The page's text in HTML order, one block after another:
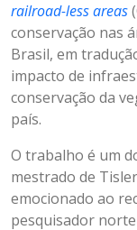
railroad-less areas
conservação nas
Brasil, em
impacto de
conservação da
país.
O trabalho é um
mestrado de
emocionado ao
pesquisador